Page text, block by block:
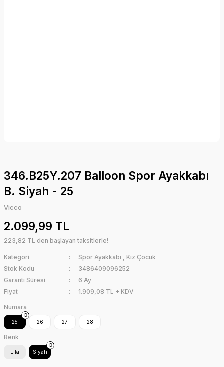
346.B25Y.207 Balloon Spor Ayakkabı
B. Siyah - 25
Vicco
2.099,99 TL
223,82 TL den başlayan taksitlerle!
Kategori Spor Ayakkabı , Kız Çocuk
Stok Kodu
3486409096252
Garanti Süresi
6 Ay
Fiyat
1.909,08 TL + KDV
Numara
25 26 27 28
Renk
Lila Siyah